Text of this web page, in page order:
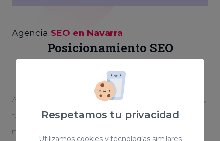
Respetamos tu privacidad
Utilizamos cookies y tecnologías similares
Agencia SEO en Navarra
Posicionamiento SEO
personalizado
Aparecer en las primeras posiciones de Google es
fundamental para otorgarle notoriedad a tu
negocio. Creamos una estrategia optimizada y